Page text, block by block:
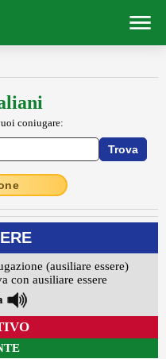
coniugare:
(ausiliare essere)
con ausiliare essere